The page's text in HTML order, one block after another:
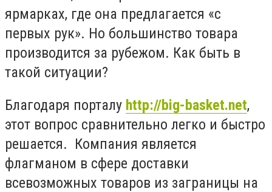
ярмарках, где она предлагается «с
первых рук». Но большинство товара
производится за рубежом. Как быть в
такой ситуации?
Благодаря порталу http://big-basket.net,
этот вопрос сравнительно легко и быстро
решается. Компания является
флагманом в сфере доставки
всевозможных товаров из заграницы на